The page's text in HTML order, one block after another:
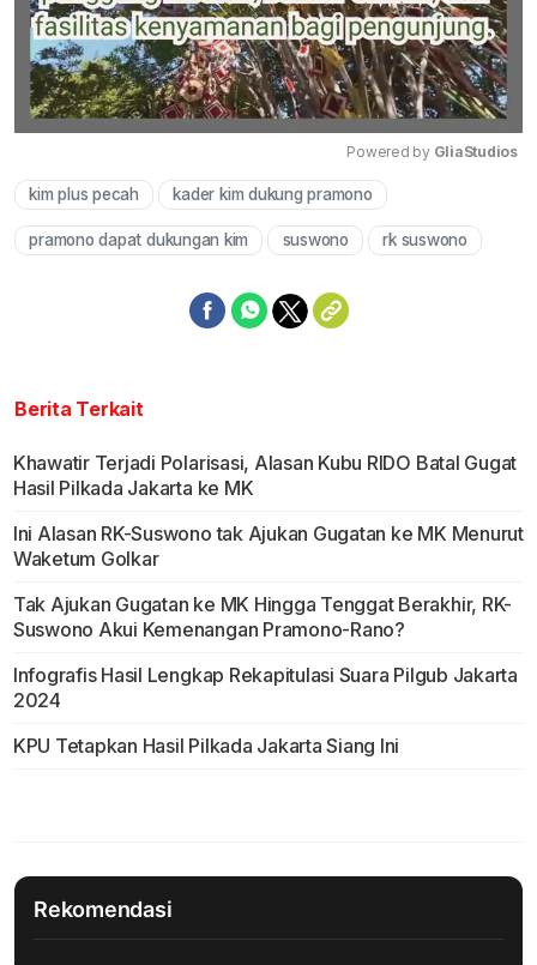
Powered by GliaStudios
kim plus pecah kader kim dukung pramono
pramono dapat dukungan kim suswono rk suswono
Berita Terkait
Khawatir Terjadi Polarisasi, Alasan Kubu RIDO Batal Gugat
Hasil Pilkada Jakarta ke MK
Ini Alasan RK-Suswono tak Ajukan Gugatan ke MK Menurut
Waketum Golkar
Tak Ajukan Gugatan ke MK Hingga Tenggat Berakhir, RK-
Suswono Akui Kemenangan Pramono-Rano?
Infografis Hasil Lengkap Rekapitulasi Suara Pilgub Jakarta
2024
KPU Tetapkan Hasil Pilkada Jakarta Siang Ini
Rekomendasi